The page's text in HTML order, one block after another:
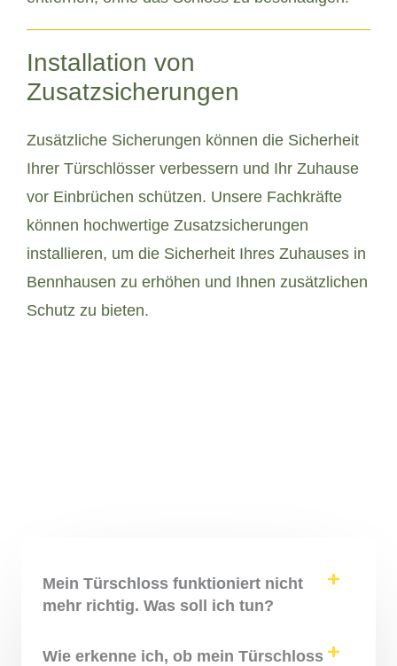
Installation von
Zusatzsicherungen
Zusätzliche Sicherungen können die Sicherheit
Ihrer Türschlösser verbessern und Ihr Zuhause
vor Einbrüchen schützen. Unsere Fachkräfte
können hochwertige Zusatzsicherungen
installieren, um die Sicherheit Ihres Zuhauses in
Bennhausen zu erhöhen und Ihnen zusätzlichen
Schutz zu bieten.
Mein Türschloss funktioniert nicht
mehr richtig. Was soll ich tun?
Wie erkenne ich, ob mein Türschloss